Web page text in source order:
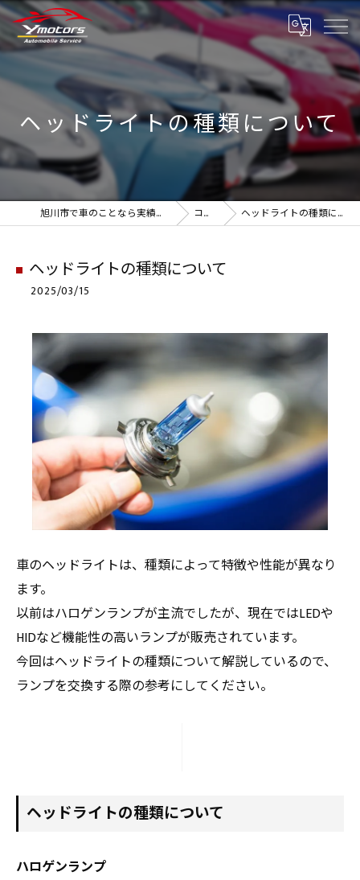
ヘッドライトの種類について
旭川市で車のことなら実績のYmotors コラム ヘッドライトの種類について
ヘッドライトの種類について
2025/03/15
車のヘッドライトは、種類によって特徴や性能が異なり
ます。
以前はハロゲンランプが主流でしたが、現在ではLEDや
HIDなど機能性の高いランプが販売されています。
今回はヘッドライトの種類について解説しているので、
ランプを交換する際の参考にしてください。
ヘッドライトの種類について
ハロゲンランプ